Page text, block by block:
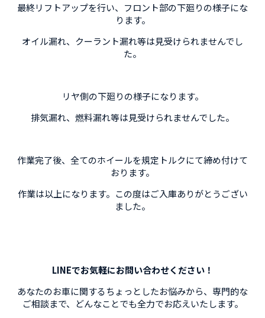
最終リフトアップを行い、フロント部の下廻りの様子にな
ります。
オイル漏れ、クーラント漏れ等は見受けられませんでし
た。
リヤ側の下廻りの様子になります。
排気漏れ、燃料漏れ等は見受けられませんでした。
作業完了後、全てのホイールを規定トルクにて締め付けて
おります。
作業は以上になります。この度はご入庫ありがとうござい
ました。
LINEでお気軽にお問い合わせください！
あなたのお車に関するちょっとしたお悩みから、専門的な
ご相談まで、
どんなことでも全力でお応えいたします。